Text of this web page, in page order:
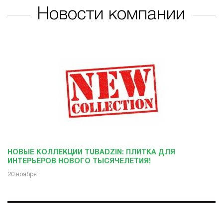
Новости компании
НОВЫЕ КОЛЛЕКЦИИ TUBADZIN: ПЛИТКА ДЛЯ
ИНТЕРЬЕРОВ НОВОГО ТЫСЯЧЕЛЕТИЯ!
20 ноября